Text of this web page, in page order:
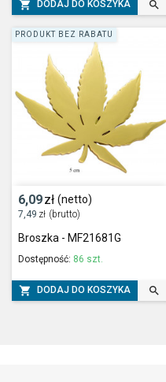
 DODAJ DO KOSZYKA 
6,09zł (netto)
7,49 zł (brutto)
Broszka - MF21681G
Dostępność: 86 szt.
 DODAJ DO KOSZYKA 
PRODUKT BEZ RABATU